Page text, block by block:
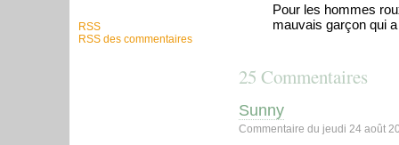
RSS
RSS des commentaires
Pour les hommes
mauvais garçon qui
25 Commentaires
Sunny
Commentaire du jeudi 24 août